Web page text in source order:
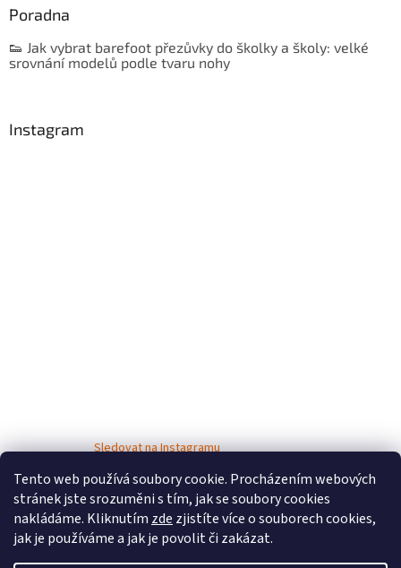
Tento web používá soubory cookie. Procházením webových
stránek jste srozuměni s tím, jak se soubory cookies
nakládáme. Kliknutím zde zjistíte více o souborech cookies,
jak je používáme a jak je povolit či zakázat.
Poradna
👟 Jak vybrat barefoot přezůvky do školky a školy: velké
srovnání modelů podle tvaru nohy
Instagram
Sledovat na Instagramu